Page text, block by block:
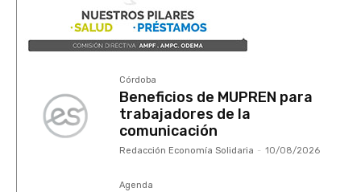
Córdoba
Beneficios de MUPREN para
trabajadores de la
comunicación
Redacción Economía Solidaria - 10/08/2026
Agenda